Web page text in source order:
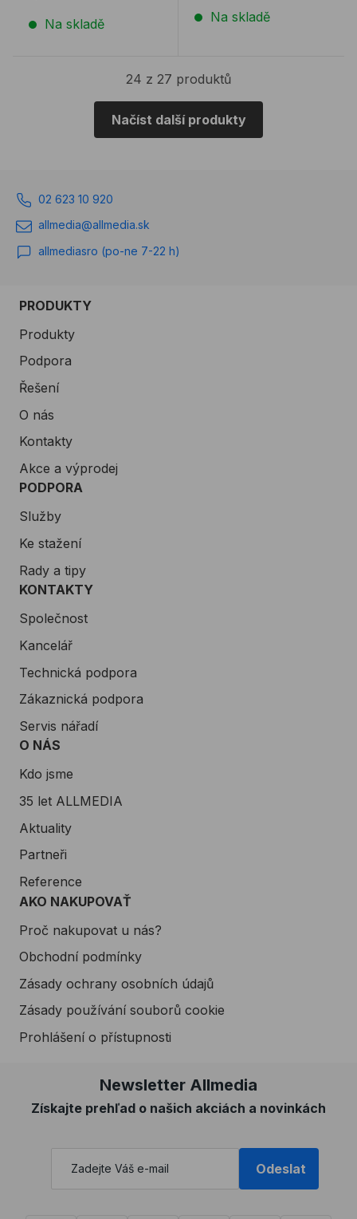
Na skladě Na skladě
24 z 27 produktů
Načíst další produkty
02 623 10 920
allmedia@allmedia.sk
allmediasro (po-ne 7-22 h)
PRODUKTY
Produkty
Podpora
Řešení
O nás
Kontakty
Akce a výprodej
PODPORA
Služby
Ke stažení
Rady a tipy
KONTAKTY
Společnost
Kancelář
Technická podpora
Zákaznická podpora
Servis nářadí
O NÁS
Kdo jsme
35 let ALLMEDIA
Aktuality
Partneři
Reference
AKO NAKUPOVAŤ
Proč nakupovat u nás?
Obchodní podmínky
Zásady ochrany osobních údajů
Zásady používání souborů cookie
Prohlášení o přístupnosti
Newsletter Allmedia
Získajte prehľad o našich akciách a novinkách
Odeslat